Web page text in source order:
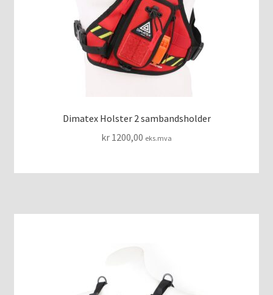
VAKUUMMADRASSER
Dimatex Holster 2 sambandsholder
kr 1200,00 eks.mva